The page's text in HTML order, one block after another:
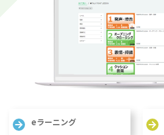
eラーニング